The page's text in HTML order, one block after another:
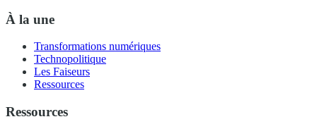
À la une
Transformations numériques
Technopolitique
Les Faiseurs
Ressources
Ressources